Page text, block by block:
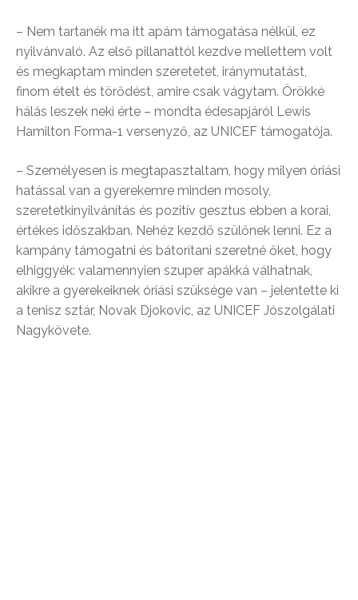
– Nem tartanék ma itt apám támogatása nélkül, ez
nyilvánvaló. Az első pillanattól kezdve mellettem volt
és megkaptam minden szeretetet, iránymutatást,
finom ételt és törődést, amire csak vágytam. Örökké
hálás leszek neki érte – mondta édesapjáról Lewis
Hamilton Forma-1 versenyző, az UNICEF támogatója.
– Személyesen is megtapasztaltam, hogy milyen óriási
hatással van a gyerekemre minden mosoly,
szeretetkinyilvánítás és pozitív gesztus ebben a korai,
értékes időszakban. Nehéz kezdő szülőnek lenni. Ez a
kampány támogatni és bátorítani szeretné őket, hogy
elhiggyék: valamennyien szuper apákká válhatnak,
akikre a gyerekeiknek óriási szüksége van – jelentette ki
a tenisz sztár, Novak Djokovic, az UNICEF Jószolgálati
Nagykövete.